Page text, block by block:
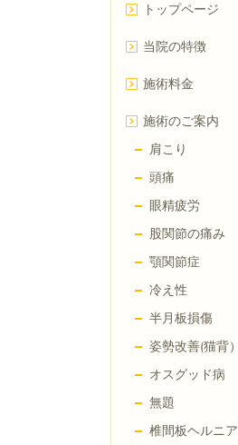
トップページ
当院の特徴
施術料金
施術のご案内
肩こり
頭痛
眼精疲労
股関節の痛み
顎関節症
冷え性
半月板損傷
姿勢改善(猫背）
オスグッド病
無題
椎間板ヘルニア